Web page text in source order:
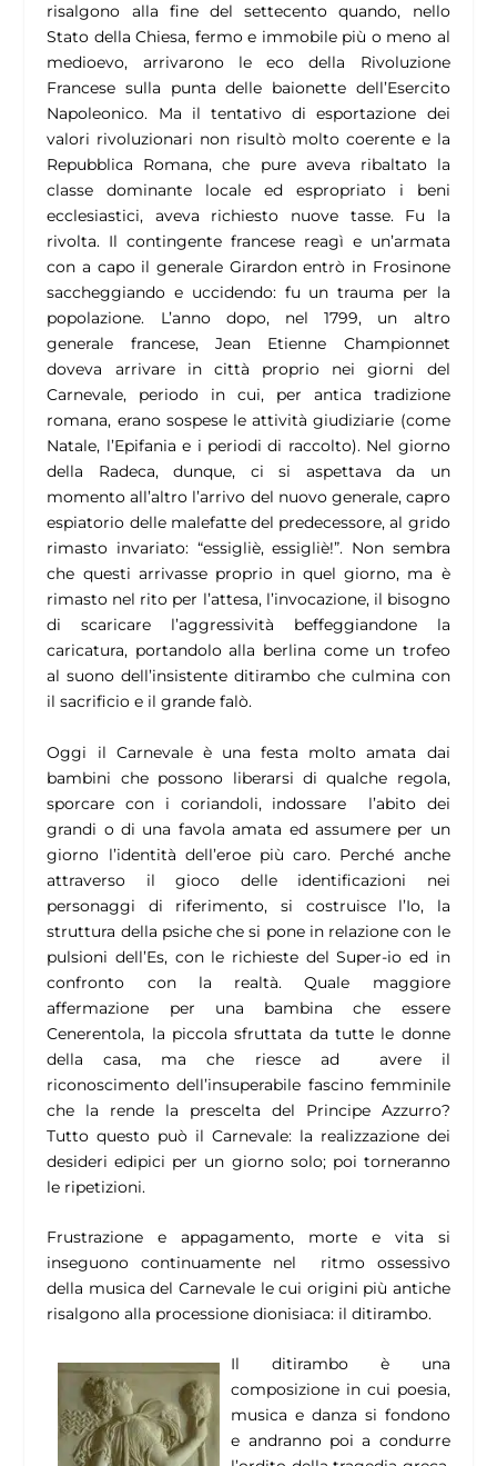
risalgono alla fine del settecento quando, nello
Stato della Chiesa, fermo e immobile più o meno al
medioevo, arrivarono le eco della Rivoluzione
Francese sulla punta delle baionette dell’Esercito
Napoleonico. Ma il tentativo di esportazione dei
valori rivoluzionari non risultò molto coerente e la
Repubblica Romana, che pure aveva ribaltato la
classe dominante locale ed espropriato i beni
ecclesiastici, aveva richiesto nuove tasse. Fu la
rivolta. Il contingente francese reagì e un’armata
con a capo il generale Girardon entrò in Frosinone
saccheggiando e uccidendo: fu un trauma per la
popolazione. L’anno dopo, nel 1799, un altro
generale francese, Jean Etienne Championnet
doveva arrivare in città proprio nei giorni del
Carnevale, periodo in cui, per antica tradizione
romana, erano sospese le attività giudiziarie (come
Natale, l’Epifania e i periodi di raccolto). Nel giorno
della Radeca, dunque, ci si aspettava da un
momento all’altro l’arrivo del nuovo generale, capro
espiatorio delle malefatte del predecessore, al grido
rimasto invariato: “essigliè, essigliè!”. Non sembra
che questi arrivasse proprio in quel giorno, ma è
rimasto nel rito per l’attesa, l’invocazione, il bisogno
di scaricare l’aggressività beffeggiandone la
caricatura, portandolo alla berlina come un trofeo
al suono dell’insistente ditirambo che culmina con
il sacrificio e il grande falò.
Oggi il Carnevale è una festa molto amata dai
bambini che possono liberarsi di qualche regola,
sporcare con i coriandoli, indossare l’abito dei
grandi o di una favola amata ed assumere per un
giorno l’identità dell’eroe più caro. Perché anche
attraverso il gioco delle identificazioni nei
personaggi di riferimento, si costruisce l’Io, la
struttura della psiche che si pone in relazione con le
pulsioni dell’Es, con le richieste del Super-io ed in
confronto con la realtà. Quale maggiore
affermazione per una bambina che essere
Cenerentola, la piccola sfruttata da tutte le donne
della casa, ma che riesce ad avere il
riconoscimento dell’insuperabile fascino femminile
che la rende la prescelta del Principe Azzurro?
Tutto questo può il Carnevale: la realizzazione dei
desideri edipici per un giorno solo; poi torneranno
le ripetizioni.
Frustrazione e appagamento, morte e vita si
inseguono continuamente nel ritmo ossessivo
della musica del Carnevale le cui origini più antiche
risalgono alla processione dionisiaca: il ditirambo.
Il ditirambo è una
composizione in cui poesia,
musica e danza si fondono
e andranno poi a condurre